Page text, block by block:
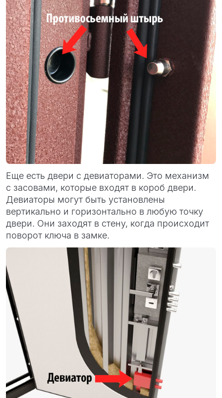
Еще есть двери с девиаторами. Это механизм
с засовами, которые входят в короб двери.
Девиаторы могут быть установлены
вертикально и горизонтально в любую точку
двери. Они заходят в стену, когда происходит
поворот ключа в замке.